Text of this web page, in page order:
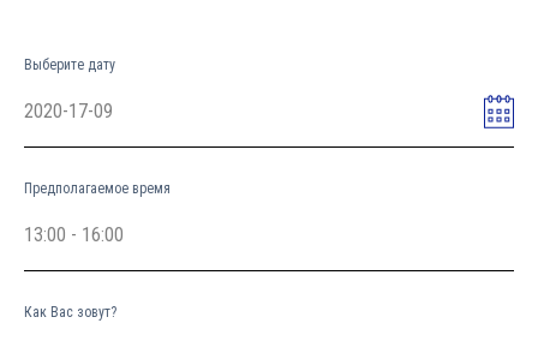
Выберите дату
Предполагаемое время
Как Вас зовут?